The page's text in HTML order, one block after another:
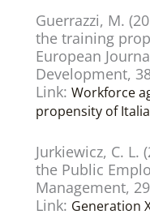
Guerrazzi, M.
the training
European
Development,
Link: Workforce
propensity of
Jurkiewicz, C. L.
the Public
Management,
Link: Generation